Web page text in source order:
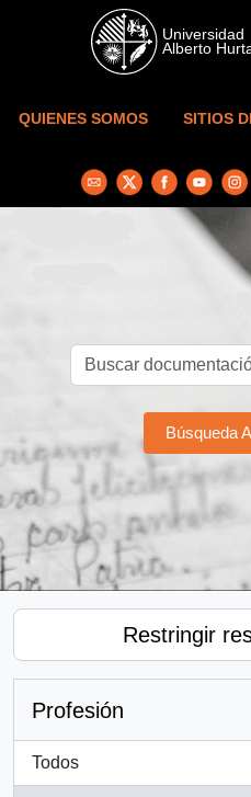
Skip to main content
QUIENES SOMOS SITIOS
Búsqueda
Restringir
Profesión
Todos